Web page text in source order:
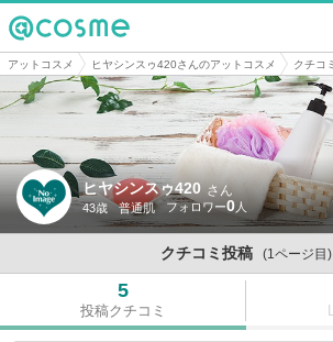
@cosme
アットコスメ ヒヤシンスゥ420さんのアットコスメ クチコ
ヒヤシンスゥ420 さん
43歳 普通肌 0
クチコミ投稿 (1ページ目)
5
投稿クチコミ